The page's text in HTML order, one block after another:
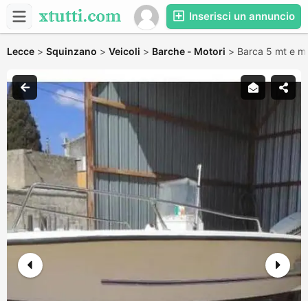
Inserisci un annuncio
Lecce > Squinzano > Veicoli > Barche - Motori > Barca 5 mt e